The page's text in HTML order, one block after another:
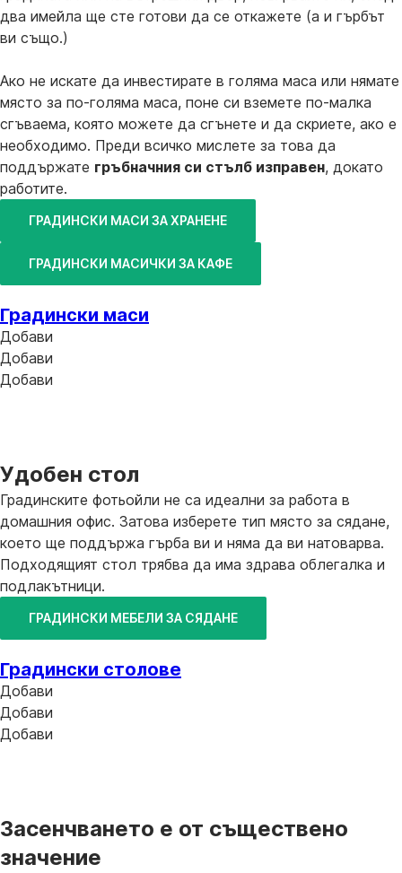
два имейла ще сте готови да се откажете (а и гърбът
ви също.)
Ако не искате да инвестирате в голяма маса или нямате
място за по-голяма маса, поне си вземете по-малка
сгъваема, която можете да сгънете и да скриете, ако е
необходимо. Преди всичко мислете за това да
поддържате гръбначния си стълб изправен, докато
работите.
ГРАДИНСКИ МАСИ ЗА ХРАНЕНЕ
ГРАДИНСКИ МАСИЧКИ ЗА КАФЕ
Градински маси
Добави
Добави
Добави
Удобен стол
Градинските фотьойли не са идеални за работа в
домашния офис. Затова изберете тип място за сядане,
което ще поддържа гърба ви и няма да ви натоварва.
Подходящият стол трябва да има здрава облегалка и
подлакътници.
ГРАДИНСКИ МЕБЕЛИ ЗА СЯДАНЕ
Градински столове
Добави
Добави
Добави
Засенчването е от съществено
значение